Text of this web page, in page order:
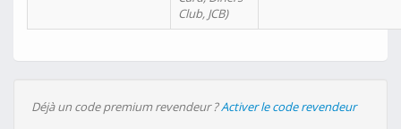
Club, JCB)
Déjà un code premium revendeur ?Activer le code revendeur